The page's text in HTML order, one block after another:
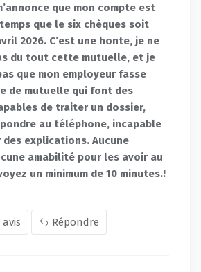
que mon compte est
que le six chèques soit
2026. C’est une honte, je ne
du tout cette mutuelle, et je
que mon employeur fasse
de mutuelle qui font des
de traiter un dossier,
au téléphone, incapable
des explications. Aucune
amabilité pour les avoir au
un minimum de 10 minutes.!
Répondre